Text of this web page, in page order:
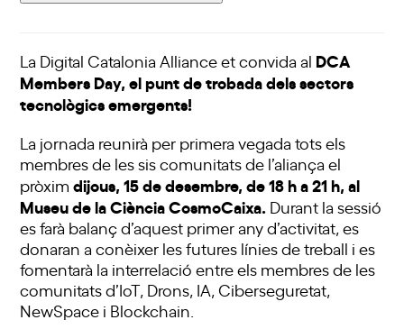
La Digital Catalonia Allianceet convida al DCA
Members Day, el punt de trobada dels sectors
tecnològics emergents!
La jornada reunirà per primera vegada tots els
membres de les sis comunitats de l’aliança el
pròximdijous, 15 de desembre, de 18 h a 21 h, al
Museu de la Ciència CosmoCaixa. Durant la sessió
es farà balanç d’aquest primer any d’activitat, es
donaran a conèixer les futures línies de treball i es
fomentarà la interrelació entre els membres de les
comunitats d’IoT, Drons, IA, Ciberseguretat,
NewSpace i Blockchain.